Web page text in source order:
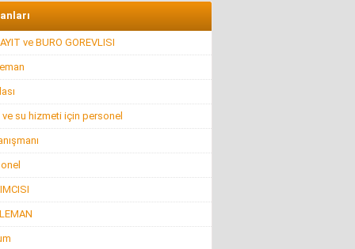
ve BURO GOREVLISI
su hizmeti için personel